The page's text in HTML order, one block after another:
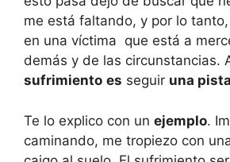
me está faltando, y por lo
en una víctima que está a
demás y de las circunstancias.
sufrimiento es seguir una
Te lo explico con un ejemplo.
caminando, me tropiezo con